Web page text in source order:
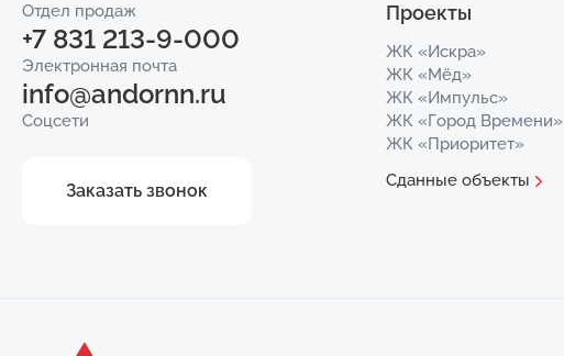
Отдел продаж
+7 831 213-9-000
Электронная почта
info@andornn.ru
Соцсети
Заказать звонок
Проекты
ЖК «Искра»
ЖК «Мёд»
ЖК «Импульс»
ЖК «Город Времени»
ЖК «Приоритет»
Сданные объекты